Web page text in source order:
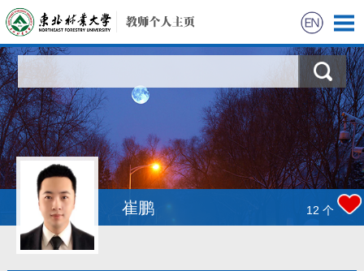
科学研究
教学研究
获奖信息
招生信息
崔鹏 12 个